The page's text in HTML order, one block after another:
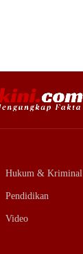
Hukum & Kriminal
Pendidikan
Video